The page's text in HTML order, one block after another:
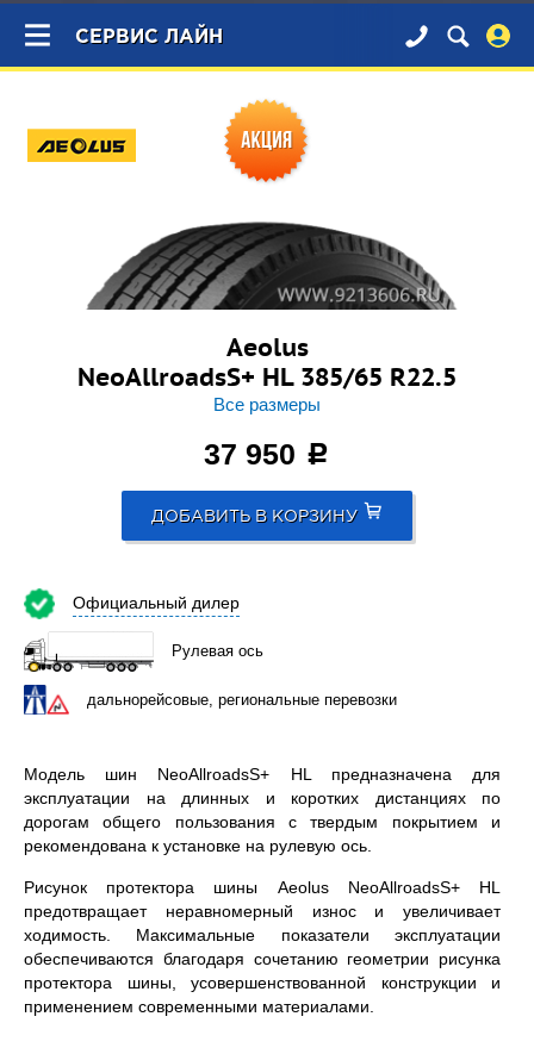
×
СЕРВИС ЛАЙН
Aeolus
NeoAllroadsS+ HL 385/65 R22.5
Все размеры
37 950 c
ДОБАВИТЬ В КОРЗИНУ
Официальный дилер
Рулевая ось
дальнорейсовые, региональные перевозки
Модель шин NeoAllroadsS+ HL предназначена для
эксплуатации на длинных и коротких дистанциях по
дорогам общего пользования с твердым покрытием и
рекомендована к установке на рулевую ось.
Рисунок протектора шины Aeolus NeoAllroadsS+ HL
предотвращает неравномерный износ и увеличивает
ходимость. Максимальные показатели эксплуатации
обеспечиваются благодаря сочетанию геометрии рисунка
протектора шины, усовершенствованной конструкции и
применением современными материалами.